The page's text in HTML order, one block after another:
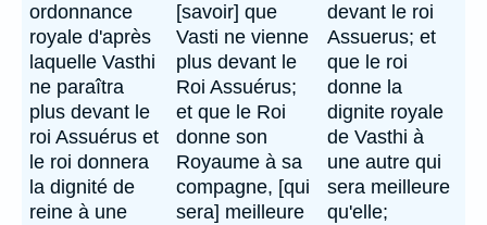
ordonnance
royale d'après
laquelle Vasthi
ne paraîtra
plus devant le
roi Assuérus et
le roi donnera
la dignité de
reine à une
[savoir] que
Vasti ne vienne
plus devant le
Roi Assuérus;
et que le Roi
donne son
Royaume à sa
compagne, [qui
sera] meilleure
devant le roi
Assuerus; et
que le roi
donne la
dignite royale
de Vasthi à
une autre qui
sera meilleure
qu'elle;